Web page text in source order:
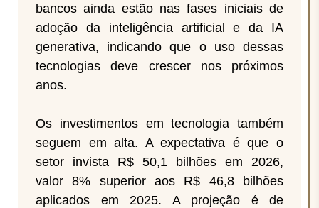
bancos ainda estão nas fases iniciais de
adoção da inteligência artificial e da IA
generativa, indicando que o uso dessas
tecnologias deve crescer nos próximos
anos.
Os investimentos em tecnologia também
seguem em alta. A expectativa é que o
setor invista R$ 50,1 bilhões em 2026,
valor 8% superior aos R$ 46,8 bilhões
aplicados em 2025. A projeção é de